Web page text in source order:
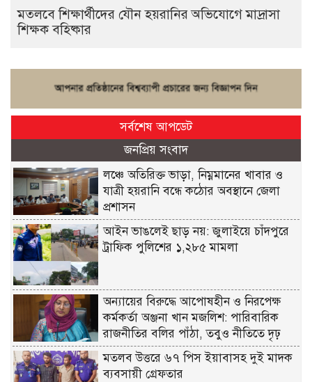
মতলবে শিক্ষার্থীদের যৌন হয়রানির অভিযোগে মাদ্রাসা
শিক্ষক বহিষ্কার
সর্বশেষ আপডেট
জনপ্রিয় সংবাদ
লঞ্চে অতিরিক্ত ভাড়া, নিম্নমানের খাবার ও
যাত্রী হয়রানি বন্ধে কঠোর অবস্থানে জেলা
প্রশাসন
আইন ভাঙলেই ছাড় নয়: জুলাইয়ে চাঁদপুরে
ট্রাফিক পুলিশের ১,২৮৫ মামলা
অন্যায়ের বিরুদ্ধে আপোষহীন ও নিরপেক্ষ
কর্মকর্তা অঞ্জনা খান মজলিশ: পারিবারিক
রাজনীতির বলির পাঁঠা, তবুও নীতিতে দৃঢ়
মতলব উত্তরে ৬৭ পিস ইয়াবাসহ দুই মাদক
ব্যবসায়ী গ্রেফতার